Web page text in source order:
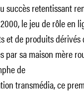
succès retentissant
le jeu de rôle en
et de produits dérivés
par sa maison mère
de
transmédia, ce